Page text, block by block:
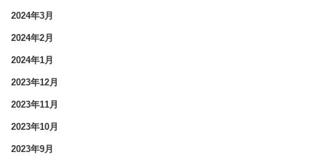
2024年3月
2024年2月
2024年1月
2023年12月
2023年11月
2023年10月
2023年9月